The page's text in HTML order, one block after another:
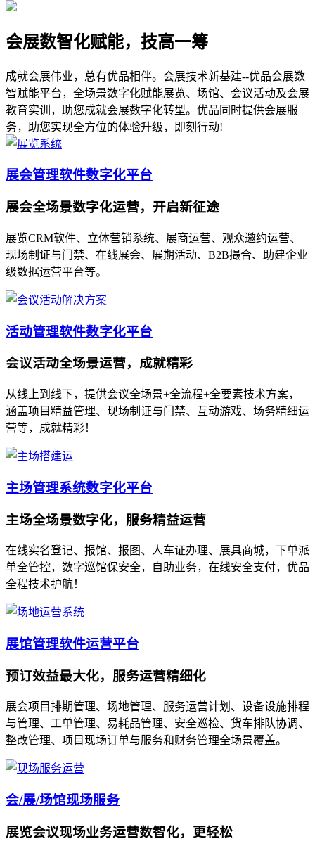
会展数智化赋能，技高一筹
成就会展伟业，总有优品相伴。会展技术新基建--优品会展数
智赋能平台，全场景数字化赋能展览、场馆、会议活动及会展
教育实训，助您成就会展数字化转型。优品同时提供会展服
务，助您实现全方位的体验升级，即刻行动!
展会管理软件数字化平台
展会全场景数字化运营，开启新征途
展览CRM软件、立体营销系统、展商运营、观众邀约运营、
现场制证与门禁、在线展会、展期活动、B2B撮合、助建企业
级数据运营平台等。
活动管理软件数字化平台
会议活动全场景运营，成就精彩
从线上到线下，提供会议全场景+全流程+全要素技术方案，
涵盖项目精益管理、现场制证与门禁、互动游戏、场务精细运
营等，成就精彩！
主场管理系统数字化平台
主场全场景数字化，服务精益运营
在线实名登记、报馆、报图、人车证办理、展具商城，下单派
单全管控，数字巡馆保安全，自助业务，在线安全支付，优品
全程技术护航！
展馆管理软件运营平台
预订效益最大化，服务运营精细化
展会项目排期管理、场地管理、服务运营计划、设备设施排程
与管理、工单管理、易耗品管理、安全巡检、货车排队协调、
整改管理、项目现场订单与服务和财务管理全场景覆盖。
会/展/场馆现场服务
展览会议现场业务运营数智化，更轻松